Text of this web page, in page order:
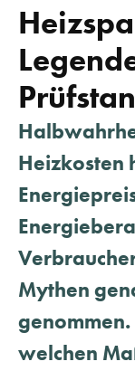
Heizkosten
Mythen
welchen